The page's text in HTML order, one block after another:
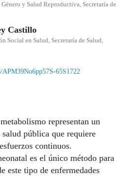
y Salud Reproductiva, Secretaría de
Castillo
Social en Salud, Secretaría de Salud,
65S1722
representan un
pública que requiere
continuos.
es el único método para
este tipo de enfermedades